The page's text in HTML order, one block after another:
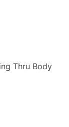
Thru Body